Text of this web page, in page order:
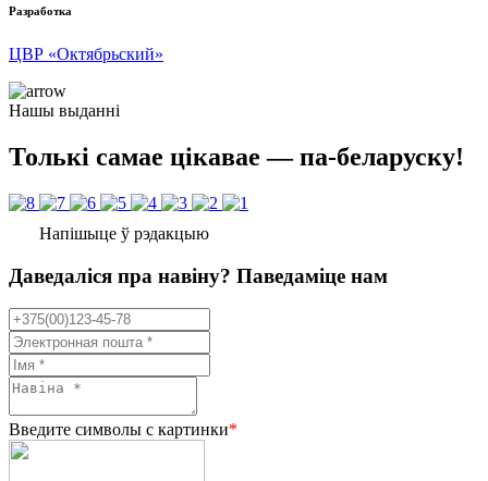
Разработка
ЦВР «Октябрьский»
Нашы выданні
Толькі самае цікавае — па-беларуску!
Напішыце ў рэдакцыю
Даведаліся пра навіну? Паведаміце нам
Введите символы с картинки*